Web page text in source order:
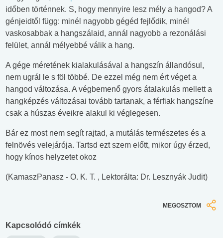
időben történnek. S, hogy mennyire lesz mély a hangod? A
génjeidtől függ: minél nagyobb gégéd fejlődik, minél
vaskosabbak a hangszálaid, annál nagyobb a rezonálási
felület, annál mélyebbé válik a hang.
A gége méretének kialakulásával a hangszín állandósul,
nem ugrál le s föl többé. De ezzel még nem ért véget a
hangod változása. A végbemenő gyors átalakulás mellett a
hangképzés változásai tovább tartanak, a férfiak hangszíne
csak a húszas éveikre alakul ki véglegesen.
Bár ez most nem segít rajtad, a mutálás természetes és a
felnövés velejárója. Tartsd ezt szem előtt, mikor úgy érzed,
hogy kínos helyzetet okoz
(KamaszPanasz - O. K. T. , Lektorálta: Dr. Lesznyák Judit)
MEGOSZTOM
Kapcsolódó címkék